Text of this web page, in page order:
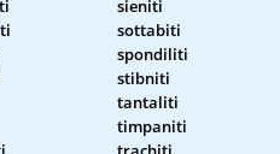
sieniti
sottabiti
spondiliti
stibniti
tantaliti
timpaniti